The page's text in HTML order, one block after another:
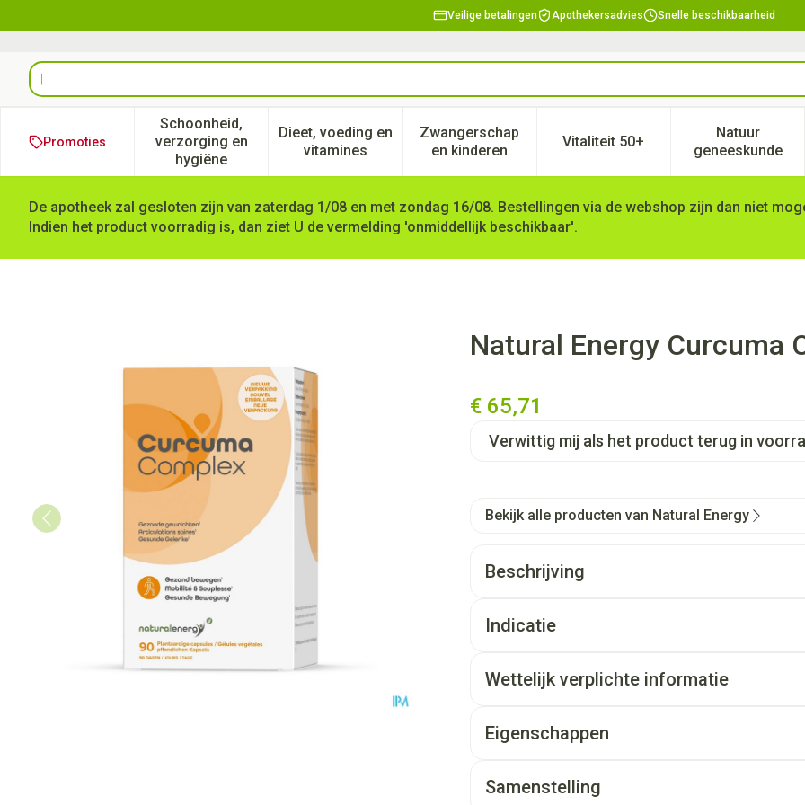
Veilige betalingen Apothekersadvies Snelle beschikbaarheid
Product, merk, categorie...
Promoties
Schoonheid,
verzorging en
hygiëne
Toon submenu voor Schoonheid, verzorging en hygiëne categorie
Dieet, voeding en
vitaminesToon submenu voor Dieet, voeding en vitamines categorie
Zwangerschap
en kinderenToon submenu voor Zwangerschap en kinderen
Vitaliteit 50+Toon submenu voor Vitaliteit
Natuur
geneeskunde
Toon
De apotheek zal gesloten zijn van zaterdag 1/08 en met zondag 16/08. Bestellingen via de webshop zijn dan niet
Indien het product voorradig is, dan ziet U de vermelding 'onmiddellijk beschikbaar'.
Natural Energy Curcuma Complex Caps 90Natural Energy Curcuma
€ 65,71
Verwittig mij als het product terug in
Bekijk alle producten van Natural Energy
Beschrijving
Indicatie
Wettelijk verplichte informatie
Eigenschappen
Samenstelling